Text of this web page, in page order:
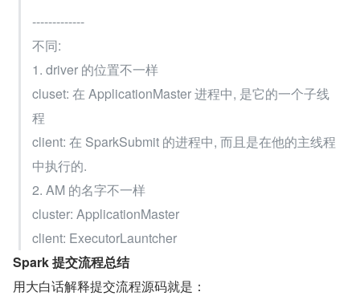
-------------
不同:
1. driver 的位置不一样
cluset: 在 ApplicationMaster 进程中, 是它的一个子线
程
client: 在 SparkSubmit 的进程中, 而且是在他的主线程
中执行的.
2. AM 的名字不一样
cluster: ApplicationMaster
client: ExecutorLauntcher
Spark 提交流程总结
用大白话解释提交流程源码就是：